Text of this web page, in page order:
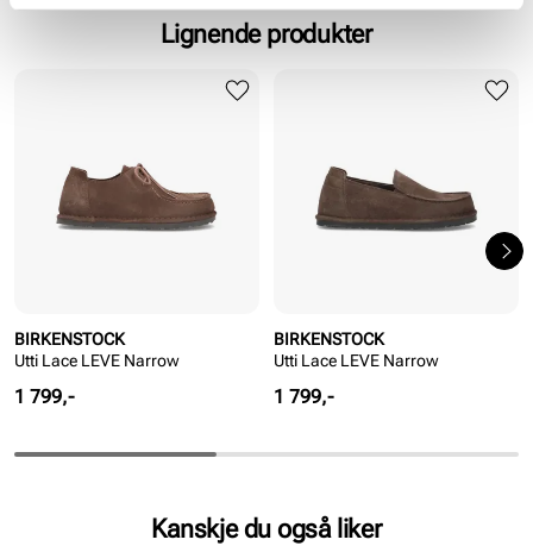
Lignende produkter
BIRKENSTOCK
Utti Lace LEVE Narrow
Pris
1 799,-
BIRKENSTOCK
Utti Lace LEVE Narrow
Pris
1 799,-
Kanskje du også liker